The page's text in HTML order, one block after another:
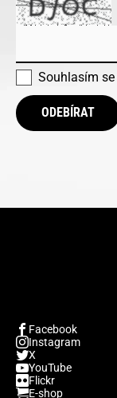
Souhlasím se
ODEBÍRAT
Facebook
Instagram
X
YouTube
Flickr
E-shop